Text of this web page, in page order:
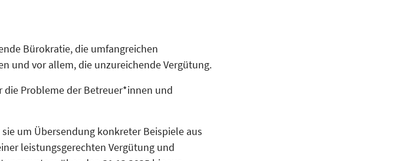
Bürokratie, die umfangreichen
und vor allem, die unzureichende Vergütung.
die Probleme der Betreuer*innen und
um Übersendung konkreter Beispiele aus
leistungsgerechten Vergütung und